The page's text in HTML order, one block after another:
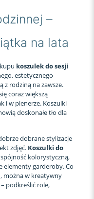
–
na lata
koszulek do sesji
estetycznego
z rodziną na zawsze.
coraz większą
i w plenerze. Koszulki
doskonałe tło dla
dobrane stylizacje
zdjęć. Koszulki do
kolorystyczną,
elementy garderoby. Co
można w kreatywny
podkreślić role,